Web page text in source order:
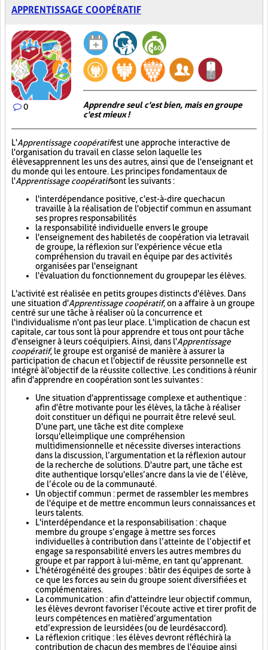
APPRENTISSAGE COOPÉRATIF
0
Apprendre seul c'est bien, mais en groupe
c'est mieux !
L'Apprentissage coopératifest une approche interactive de
l'organisation du travail en classe selon laquelle les
élèves apprennent les uns des autres, ainsi que de l'enseignant et
du monde qui les entoure. Les principes fondamentaux de
l'Apprentissage coopératifsont les suivants :
l'interdépendance positive, c'est-à-dire que chacun
travaille à la réalisation de l'objectif commun en assumant
ses propres responsabilités
la responsabilité individuelle envers le groupe
l'enseignement des habiletés de coopération via le travail
de groupe, la réflexion sur l'expérience vécue et la
compréhension du travail en équipe par des activités
organisées par l'enseignant
l'évaluation du fonctionnement du groupe par les élèves.
L'activité est réalisée en petits groupes distincts d'élèves. Dans
une situation d'Apprentissage coopératif, on a affaire à un groupe
centré sur une tâche à réaliser où la concurrence et
l'individualisme n'ont pas leur place. L'implication de chacun est
capitale, car tous sont là pour apprendre et tous ont pour tâche
d'enseigner à leurs coéquipiers. Ainsi, dans l'Apprentissage
coopératif, le groupe est organisé de manière à assurer la
participation de chacun et l'objectif de réussite personnelle est
intégré à l'objectif de la réussite collective. Les conditions à réunir
afin d'apprendre en coopération sont les suivantes :
Une situation d'apprentissage complexe et authentique :
afin d'être motivante pour les élèves, la tâche à réaliser
doit constituer un défi qui ne pourrait être relevé seul.
D'une part, une tâche est dite complexe
lorsqu'elle implique une compréhension
multidimensionnelle et nécessite diverses interactions
dans la discussion, l’argumentation et la réflexion autour
de la recherche de solutions. D'autre part, une tâche est
dite authentique lorsqu'elle s’ancre dans la vie de l’élève,
de l’école ou de la communauté.
Un objectif commun : permet de rassembler les membres
de l'équipe et de mettre en commun leurs connaissances et
leurs talents.
L'interdépendance et la responsabilisation : chaque
membre du groupe s’engage à mettre ses forces
individuelles à contribution dans l’atteinte de l’objectif et
engage sa responsabilité envers les autres membres du
groupe et par rapport à lui-même, en tant qu’apprenant.
L'hétérogénéité des groupes : bâtir des équipes de sorte à
ce que les forces au sein du groupe soient diversifiées et
complémentaires.
La communication : afin d'atteindre leur objectif commun,
les élèves devront favoriser l'écoute active et tirer profit de
leurs compétences en matière d’argumentation
et d’expression de leurs idées (ou de leur désaccord).
La réflexion critique : les élèves devront réfléchir à la
contribution de chacun des membres de l'équipe ainsi